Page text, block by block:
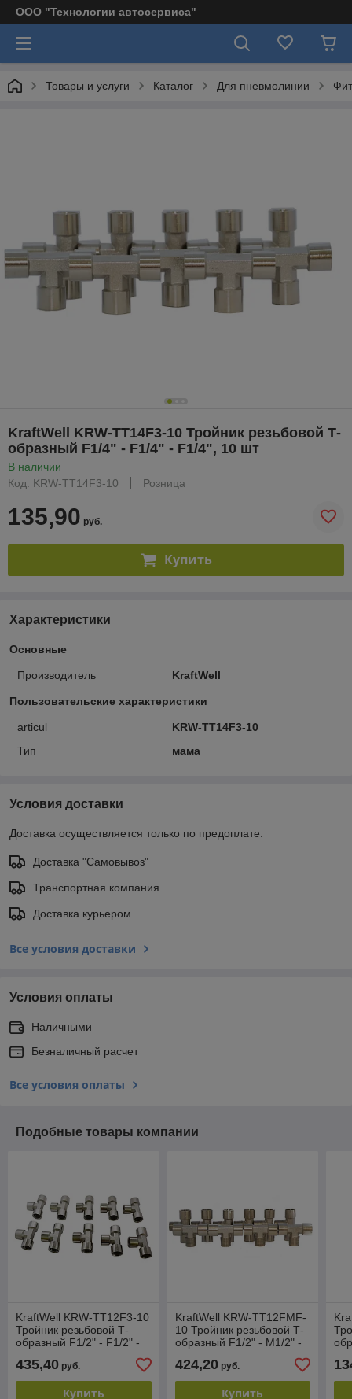
ООО "Технологии автосервиса"
Товары и услуги Каталог Для пневмолинии
KraftWell KRW-TT14F3-10 Тройник резьбовой Т-
образный F1/4" - F1/4" - F1/4", 10 шт
В наличии
Код: KRW-TT14F3-10
Розница
135,90 руб.
Купить
Характеристики
Основные
Производитель KraftWell
Пользовательские характеристики
articul
KRW-TT14F3-10
Тип
мама
Условия доставки
Доставка осуществляется только по предоплате.
Доставка "Самовывоз"
Транспортная компания
Доставка курьером
Все условия доставки
Условия оплаты
Наличными
Безналичный расчет
Все условия оплаты
Подобные товары компании
KraftWell KRW-TT12F3-10
Тройник резьбовой Т-
образный F1/2" - F1/2" -
435,40 руб.
Купить
KraftWell KRW-TT12FMF-
10 Тройник резьбовой Т-
образный F1/2" - M1/2" -
424,20руб.
Купить